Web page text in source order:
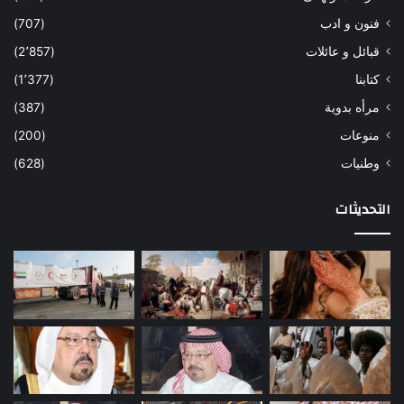
فنون و ادب
(707)
قبائل و عائلات
(2٬857)
كتابنا
(1٬377)
مرأه بدوية
(387)
منوعات
(200)
وطنيات
(628)
التحديثات